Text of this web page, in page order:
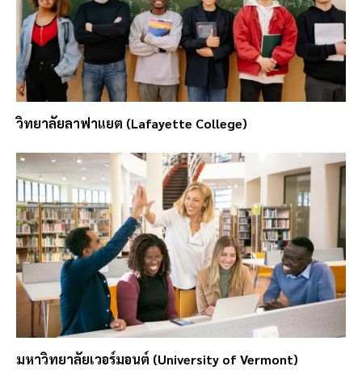
วิทยาลัยลาฟาแยต (Lafayette College)
มหาวิทยาลัยเวอร์มอนต์ (University of Vermont)